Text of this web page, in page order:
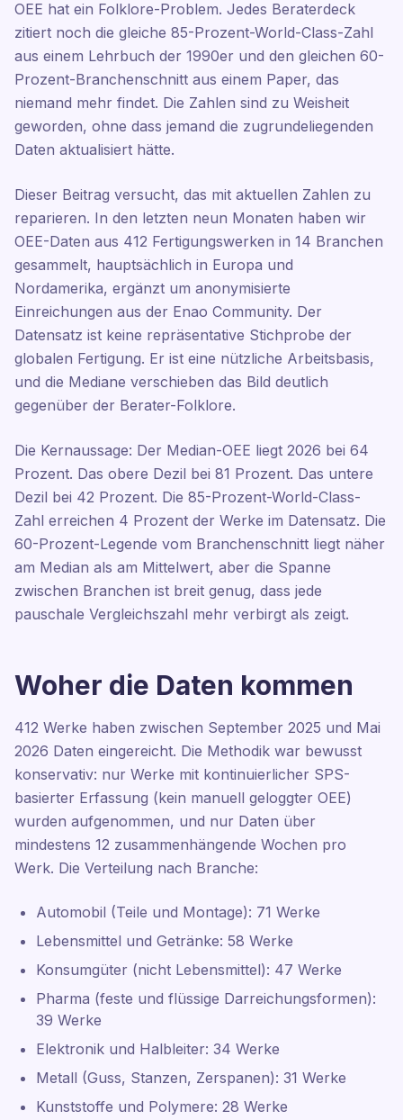
OEE hat ein Folklore-Problem. Jedes Beraterdeck
zitiert noch die gleiche 85-Prozent-World-Class-Zahl
aus einem Lehrbuch der 1990er und den gleichen 60-
Prozent-Branchenschnitt aus einem Paper, das
niemand mehr findet. Die Zahlen sind zu Weisheit
geworden, ohne dass jemand die zugrundeliegenden
Daten aktualisiert hätte.
Dieser Beitrag versucht, das mit aktuellen Zahlen zu
reparieren. In den letzten neun Monaten haben wir
OEE-Daten aus 412 Fertigungswerken in 14 Branchen
gesammelt, hauptsächlich in Europa und
Nordamerika, ergänzt um anonymisierte
Einreichungen aus der Enao Community. Der
Datensatz ist keine repräsentative Stichprobe der
globalen Fertigung. Er ist eine nützliche Arbeitsbasis,
und die Mediane verschieben das Bild deutlich
gegenüber der Berater-Folklore.
Die Kernaussage: Der Median-OEE liegt 2026 bei 64
Prozent. Das obere Dezil bei 81 Prozent. Das untere
Dezil bei 42 Prozent. Die 85-Prozent-World-Class-
Zahl erreichen 4 Prozent der Werke im Datensatz. Die
60-Prozent-Legende vom Branchenschnitt liegt näher
am Median als am Mittelwert, aber die Spanne
zwischen Branchen ist breit genug, dass jede
pauschale Vergleichszahl mehr verbirgt als zeigt.
Woher die Daten kommen
412 Werke haben zwischen September 2025 und Mai
2026 Daten eingereicht. Die Methodik war bewusst
konservativ: nur Werke mit kontinuierlicher SPS-
basierter Erfassung (kein manuell geloggter OEE)
wurden aufgenommen, und nur Daten über
mindestens 12 zusammenhängende Wochen pro
Werk. Die Verteilung nach Branche:
Automobil (Teile und Montage): 71 Werke
Lebensmittel und Getränke: 58 Werke
Konsumgüter (nicht Lebensmittel): 47 Werke
Pharma (feste und flüssige Darreichungsformen):
39 Werke
Elektronik und Halbleiter: 34 Werke
Metall (Guss, Stanzen, Zerspanen): 31 Werke
Kunststoffe und Polymere: 28 Werke